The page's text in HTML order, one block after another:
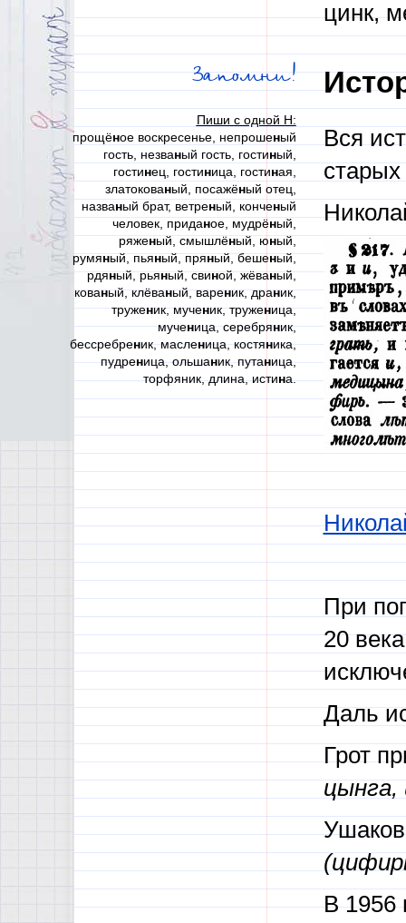
Запомни!
Пиши с одной Н:
прощёное воскресенье, непрошеный
гость, незваный гость, гостиный,
гостинец, гостиница, гостиная,
златокованый, посажёный отец,
названый брат, ветреный, конченый
человек, приданое, мудрёный,
ряженый, смышлёный, юный,
румяный, пьяный, пряный, бешеный,
рдяный, рьяный, свиной, жёваный,
кованый, клёваный, вареник, драник,
труженик, мученик, труженица,
мученица, серебряник,
бессребреник, масленица, костяника,
пудреница, ольшаник, путаница,
торфяник, длина, истина.
цинк,
Вся
При
20
Даль
Грот
цынга,
В 1956